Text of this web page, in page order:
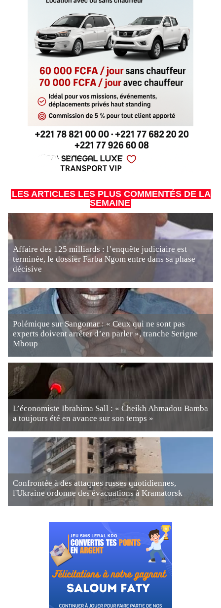
LES ARTICLES LES PLUS COMMENTÉS DE LA
SEMAINE
Affaire des 125 milliards : l’enquête judiciaire est
terminée, le dossier Farba Ngom entre dans sa phase
décisive
Polémique sur Sangomar : « Ceux qui ne sont pas
experts doivent arrêter d’en parler », tranche Serigne
Mboup
L’économiste Ibrahima Sall : « Cheikh Ahmadou Bamba
a toujours été en avance sur son temps »
Confrontée à des attaques russes quotidiennes,
l'Ukraine ordonne des évacuations à Kramatorsk